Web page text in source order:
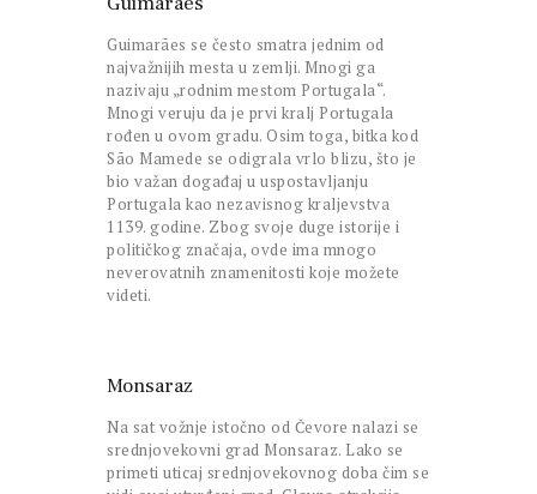
Guimarães se često smatra jednim od
najvažnijih mesta u zemlji. Mnogi ga
nazivaju „rodnim mestom Portugala“.
Mnogi veruju da je prvi kralj Portugala
rođen u ovom gradu. Osim toga, bitka kod
São Mamede se odigrala vrlo blizu, što je
bio važan događaj u uspostavljanju
Portugala kao nezavisnog kraljevstva
1139. godine. Zbog svoje duge istorije i
političkog značaja, ovde ima mnogo
neverovatnih znamenitosti koje možete
videti.
Monsaraz
Na sat vožnje istočno od Čevore nalazi se
srednjovekovni grad Monsaraz. Lako se
primeti uticaj srednjovekovnog doba čim se